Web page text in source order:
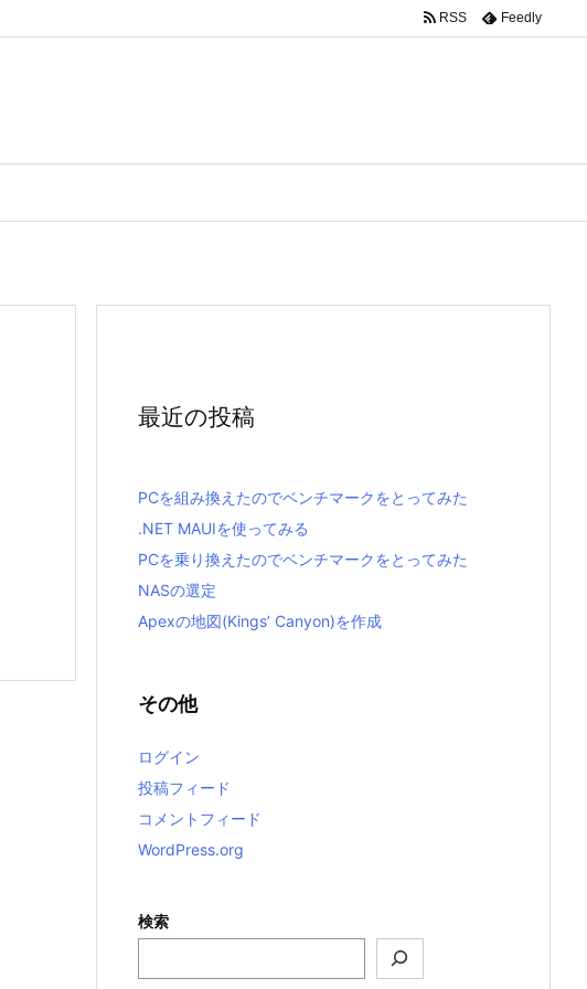
RSS Feedly
最近の投稿
PCを組み換えたのでベンチマークをとってみた
.NET MAUIを使ってみる
PCを乗り換えたのでベンチマークをとってみた
NASの選定
Apexの地図(Kings’ Canyon)を作成
その他
ログイン
投稿フィード
コメントフィード
WordPress.org
検索